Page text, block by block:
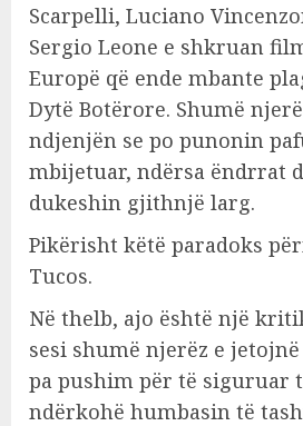
Scarpelli, Luciano
Sergio Leone e shkruan
Europë që ende mbante
Dytë Botërore. Shumë
ndjenjën se po punonin
mbijetuar, ndërsa ëndrrat
dukeshin gjithnjë larg.
Pikërisht këtë paradoks
Tucos.
Në thelb, ajo është një
sesi shumë njerëz e
pa pushim për të siguruar
ndërkohë humbasin të